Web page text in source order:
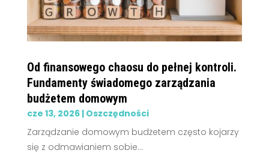
Od finansowego chaosu do pełnej kontroli.
Fundamenty świadomego zarządzania
budżetem domowym
cze 13, 2026| Oszczędności
Zarządzanie domowym budżetem często kojarzy
się z odmawianiem sobie...